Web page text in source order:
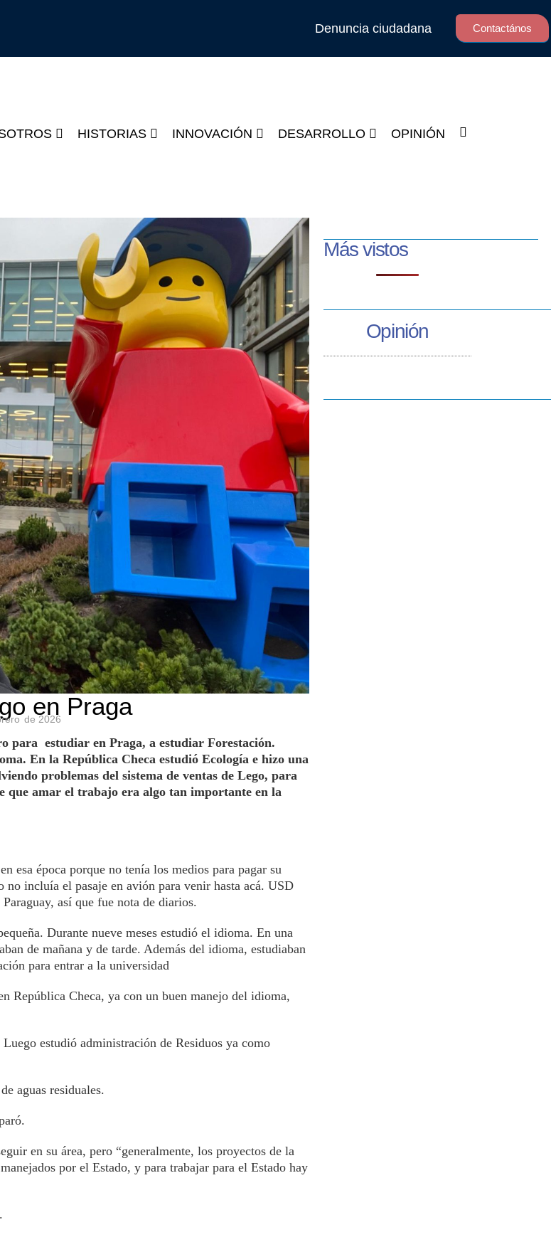
Denuncia ciudadana Contactános
HISTORIAS INNOVACIÓN DESARROLLO OPINIÓN
en Praga
de 2026
para estudiar en Praga, a estudiar Forestación.
En la República Checa estudió Ecología e hizo una
problemas del sistema de ventas de Lego, para
que amar el trabajo era algo tan importante en la
esa época porque no tenía los medios para pagar su
no incluía el pasaje en avión para venir hasta acá. USD
así que fue nota de diarios.
Durante nueve meses estudió el idioma. En una
de mañana y de tarde. Además del idioma, estudiaban
para entrar a la universidad
República Checa, ya con un buen manejo del idioma,
estudió administración de Residuos ya como
aguas residuales.
en su área, pero “generalmente, los proyectos de la
por el Estado, y para trabajar para el Estado hay
Más vistos
Opinión